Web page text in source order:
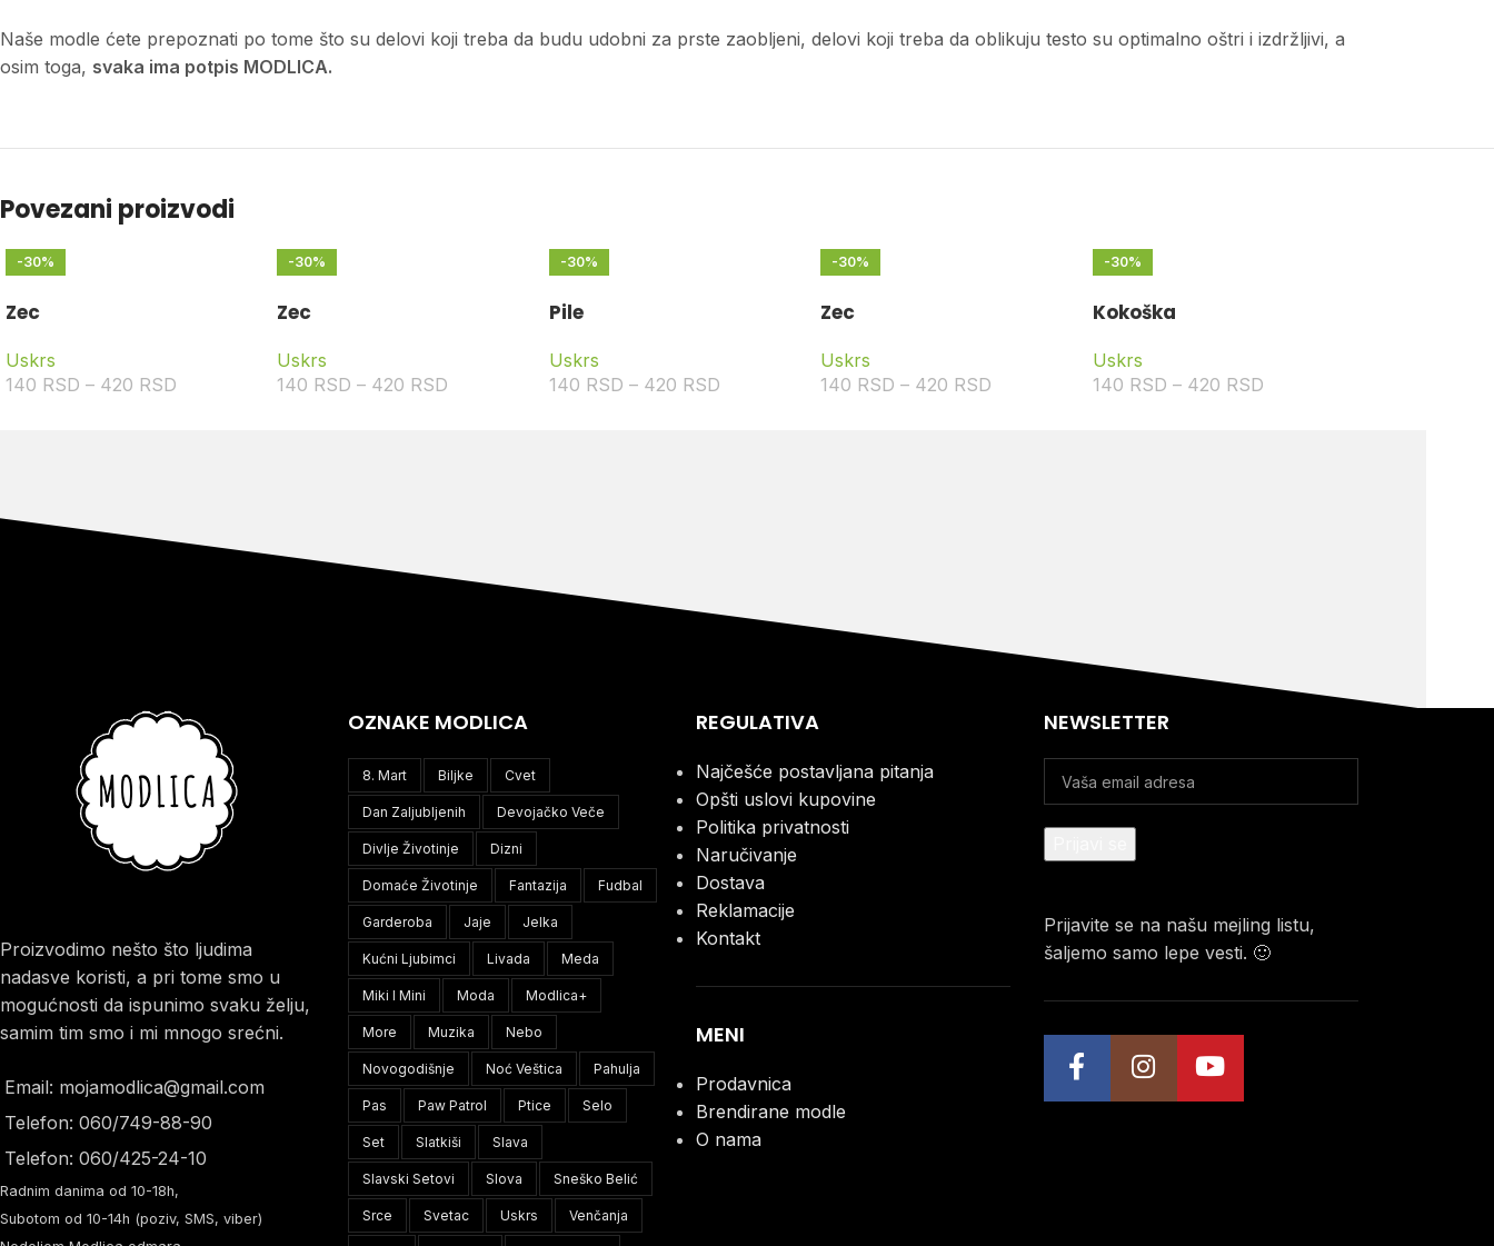
Naše modle ćete prepoznati po tome što su delovi koji treba da budu udobni za prste zaobljeni, delovi koji treba da oblikuju testo su optimalno oštri i izdržljivi, a
osim toga, svaka ima potpis MODLICA.
Povezani proizvodi
-30%
Zec
Uskrs
140 RSD – 420 RSD
-30%
Zec
Uskrs
140 RSD – 420 RSD
-30%
Pile
Uskrs
140 RSD – 420 RSD
-30%
Zec
Uskrs
140 RSD – 420 RSD
-30%
Kokoška
Uskrs
140 RSD – 420 RSD
Proizvodimo nešto što ljudima
nadasve koristi, a pri tome smo u
mogućnosti da ispunimo svaku želju,
samim tim smo i mi mnogo srećni.
Email: mojamodlica@gmail.com
Telefon: 060/749-88-90
Telefon: 060/425-24-10
Radnim danima od 10-18h,
Subotom od 10-14h (poziv, SMS, viber)
OZNAKE MODLICA
8. Mart Biljke Cvet
Dan Zaljubljenih Devojačko Veče
Divlje Životinje Dizni
Domaće Životinje Fantazija Fudbal
Garderoba Jaje Jelka
Kućni Ljubimci Livada Meda
Miki I Mini Moda Modlica+
More Muzika Nebo
Novogodišnje Noć Veštica Pahulja
Pas Paw Patrol Ptice Selo
Set Slatkiši Slava
Slavski Setovi Slova Sneško Belić
Srce Svetac Uskrs Venčanja
REGULATIVA
Najčešće postavljana pitanja
Opšti uslovi kupovine
Politika privatnosti
Naručivanje
Dostava
Reklamacije
Kontakt
MENI
Prodavnica
Brendirane modle
O nama
NEWSLETTER
Prijavite se na našu mejling listu,
šaljemo samo lepe vesti. 🙂